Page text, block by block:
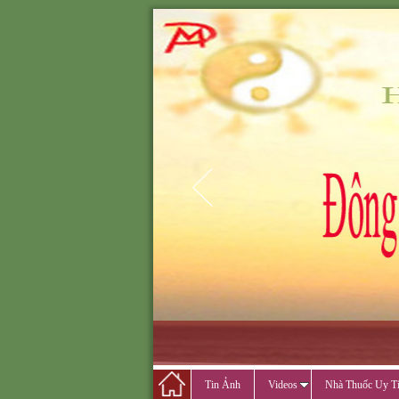
ĐÔNG Y MINH
ĐÔNG Y
Tin Ảnh Videos Nhà Thuốc Uy